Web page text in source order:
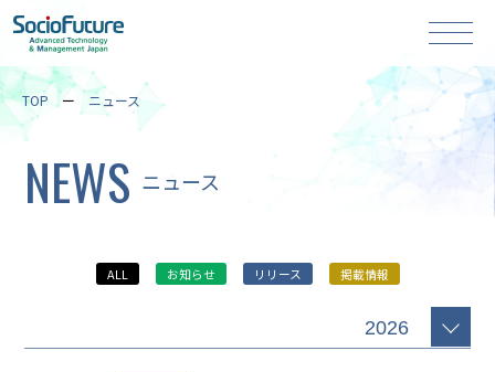
TOP ニュース
NEWS ニュース
ALL お知らせ リリース 掲載情報